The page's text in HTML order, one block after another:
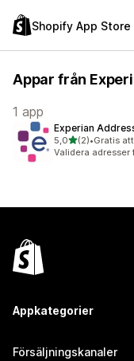
Shopify App Store
Appar från
1 app
Experian
5,0av 5 stjärnor
(2)
2 recensioner totalt
•Gratis
Validera adresser
Appkategorier
Försäljningskanaler